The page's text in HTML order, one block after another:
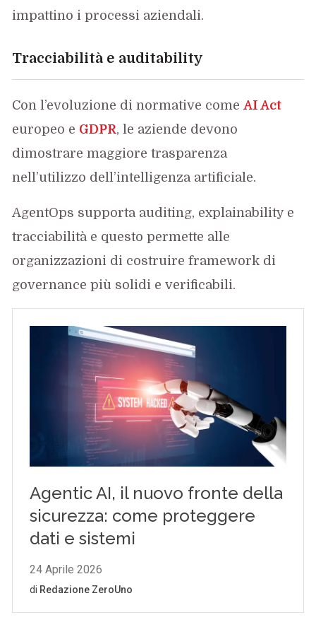
impattino i processi aziendali.
Tracciabilità e auditability
Con l’evoluzione di normative comeAI Act
europeo e GDPR, le aziende devono
dimostrare maggiore trasparenza
nell’utilizzo dell’intelligenza artificiale.
AgentOps supporta auditing, explainability e
tracciabilità e questo permette alle
organizzazioni di costruire framework di
governance più solidi e verificabili.